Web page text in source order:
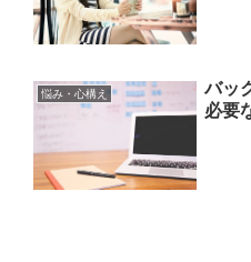
悩み・心構え
バッ
必要